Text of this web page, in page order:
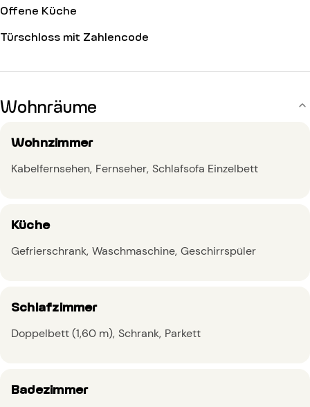
Offene Küche
Türschloss mit Zahlencode
Wohnräume
Wohnzimmer
Kabelfernsehen Fernseher Schlafsofa Einzelbett
Küche
Gefrierschrank Waschmaschine Geschirrspüler
Schlafzimmer
Doppelbett (1,60 m) Schrank Parkett
Badezimmer